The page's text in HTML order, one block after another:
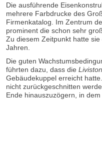
Die ausführende
mehrere Farbdrucke des
Firmenkatalog. Im Zentrum
prominent die schon sehr
Zu diesem Zeitpunkt hatte
Jahren.
Die guten
führten dazu, dass die
Gebäudekuppel erreicht
nicht zurückgeschnitten
Ende hinauszuzögern, in